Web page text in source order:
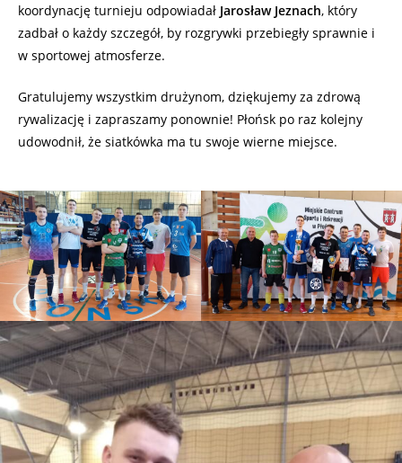
koordynację turnieju odpowiadał Jarosław Jeznach, który
zadbał o każdy szczegół, by rozgrywki przebiegły sprawnie i
w sportowej atmosferze.
Gratulujemy wszystkim drużynom, dziękujemy za zdrową
rywalizację i zapraszamy ponownie! Płońsk po raz kolejny
udowodnił, że siatkówka ma tu swoje wierne miejsce.